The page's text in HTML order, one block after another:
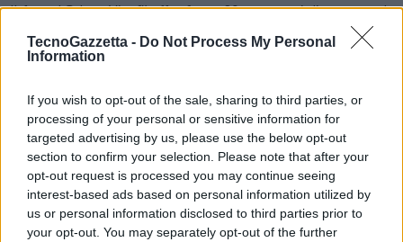
TecnoGazzetta - Do Not Process My Personal
Information
If you wish to opt-out of the sale, sharing to third parties, or
processing of your personal or sensitive information for
targeted advertising by us, please use the below opt-out
section to confirm your selection. Please note that after your
opt-out request is processed you may continue seeing
interest-based ads based on personal information utilized by
us or personal information disclosed to third parties prior to
your opt-out. You may separately opt-out of the further
Il forno LG InstaView™ offre fino a 80 programmi di cottura e la
funzione Gourmet AI™ per un’esperienza d’uso intuitiva, mentre la
lavastoviglie QuadWash™ garantisce efficienza energetica e
innovativi presso lo stand LG a Berlino dal 6 al 10 settembre.
Condividi questo articolo:
E-mail LinkedIn Facebook X
Mastodon Telegram WhatsApp